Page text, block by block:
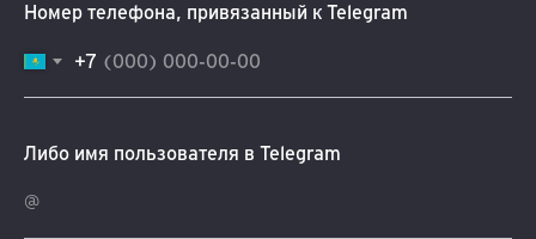
Номер телефона, привязанный к Telegram
+7
Либо имя пользователя в Telegram